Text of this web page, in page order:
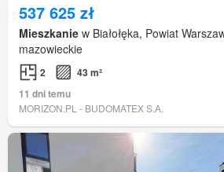
537 625 zł
Mieszkanie w Białołęka, Powiat
mazowieckie
2
43 m²
11 dni temu
MORIZON.PL - BUDOMATEX S.A.